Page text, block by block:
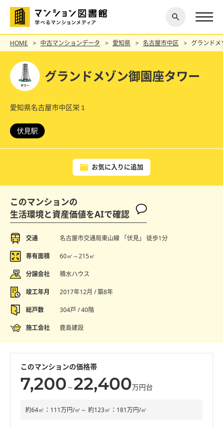
探す
閉じ
る
HOME 中古マンションデータ 愛知県 名古屋市中区 グランド
グランドメゾン御園座タワー
愛知県名古屋市中区栄１
伏見駅
お気に入りに追加
このマンションの
生活環境と資産価値をAIで確認
交通 名古屋市交通局東山線 「伏見」 徒歩1分
専有面積 60㎡～215㎡
分譲会社 積水ハウス
竣工年月 2017年12月 / 築8年
総戸数 304戸 / 40階
施工会社 鹿島建設
このマンションの価格帯
7,200 ～22,400万円台
約64㎡：111万円/㎡～ 約123㎡：181万円/㎡